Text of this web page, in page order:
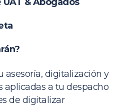
asesoría, digitalización y
aplicadas a tu despacho
de digitalizar